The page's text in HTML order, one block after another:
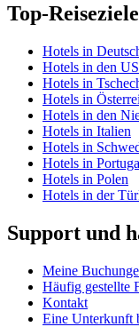
Top-Reiseziele
Hotels in
Hotels in den
Hotels in
Hotels in
Hotels in den
Hotels in Italien
Hotels in
Hotels in
Hotels in Polen
Hotels in der
Support und
Meine
Häufig gestellte
Kontakt
Eine Unterkunft